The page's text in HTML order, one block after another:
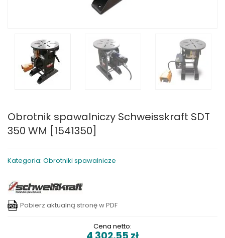
Obrotnik spawalniczy Schweisskraft SDT
350 WM [1541350]
Kategoria: Obrotniki spawalnicze
Pobierz aktualną stronę w PDF
Cena netto: